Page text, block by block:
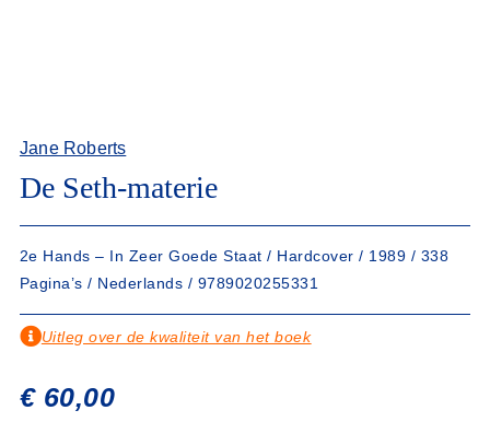
Jane Roberts
De Seth-materie
2e Hands – In Zeer Goede Staat / Hardcover / 1989 / 338
Pagina’s / Nederlands / 9789020255331
Uitleg over de kwaliteit van het boek
€60,00